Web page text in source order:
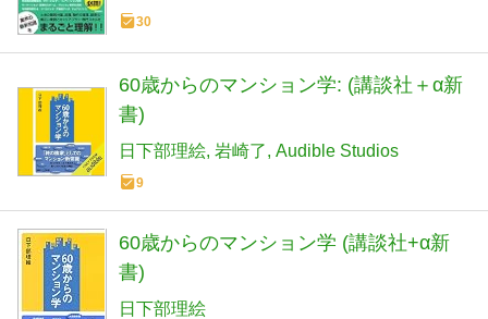
30
60歳からのマンション学: (講談社＋α新
書)
日下部理絵 岩崎了 Audible Studios
9
60歳からのマンション学 (講談社+α新
書)
日下部理絵